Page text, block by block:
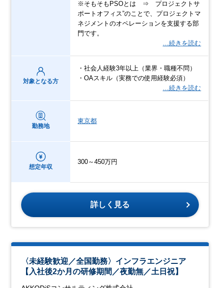
※そもそもPSOとは ⇒ プロジェクトサ
ポートオフィス”のことで、プロジェクトマ
ネジメントのオペレーションを支援する部
門です。
…続きを読む
対象となる方
・社会人経験3年以上（業界・職種不問）
・OAスキル（実務での使用経験必須）
…続きを読む
勤務地
東京都
想定年収
300～450万円
詳しく見る
〈未経験歓迎／全国勤務〉インフラエンジニア
【入社後2か月の研修期間／夜勤無／土日祝】